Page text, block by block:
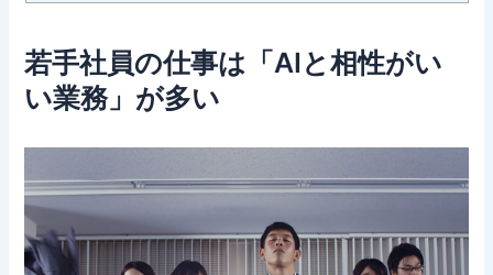
若手社員の仕事は「AIと相性がい
い業務」が多い